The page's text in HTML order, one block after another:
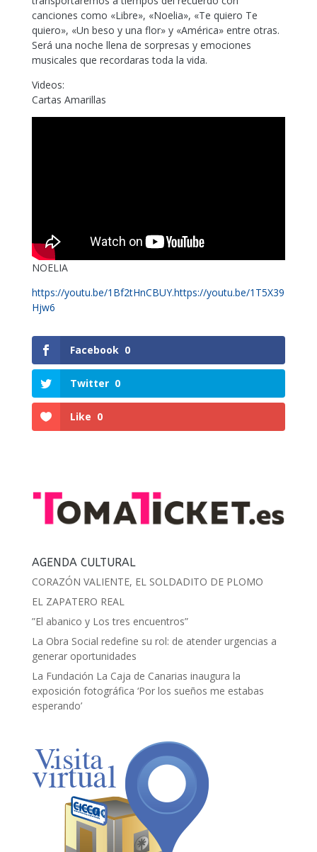
canciones como «Libre», «Noelia», «Te quiero Te
quiero», «Un beso y una flor» y «América» entre otras.
Será una noche llena de sorpresas y emociones
musicales que recordaras toda la vida.
Videos:
Cartas Amarillas
NOELIA
https://youtu.be/1Bf2tHnCBUY.https://youtu.be/1T5X39
Hjw6
Facebook 0
Twitter 0
Like 0
AGENDA CULTURAL
CORAZÓN VALIENTE, EL SOLDADITO DE PLOMO
EL ZAPATERO REAL
”El abanico y Los tres encuentros”
La Obra Social redefine su rol: de atender urgencias a
generar oportunidades
La Fundación La Caja de Canarias inaugura la
exposición fotográfica ‘Por los sueños me estabas
esperando’